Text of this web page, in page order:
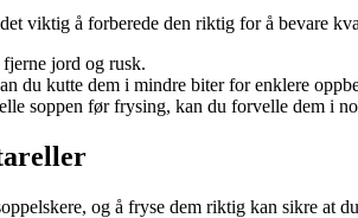
viktig å forberede den riktig for å bevare
jord og rusk.
du kutte dem i mindre biter for enklere
soppen før frysing, kan du forvelle dem i
og å fryse dem riktig kan sikre at